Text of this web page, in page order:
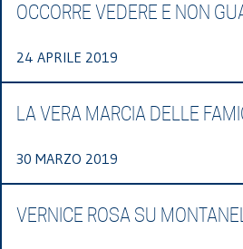
OCCORRE VEDERE E NON
24 APRILE 2019
LA VERA MARCIA DELLE
30 MARZO 2019
VERNICE ROSA SU